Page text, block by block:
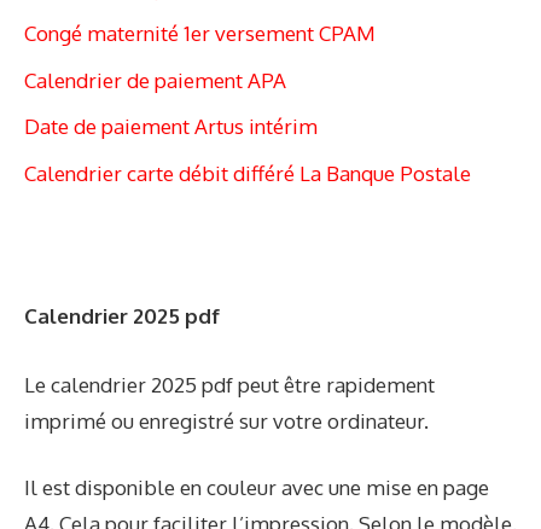
Congé maternité 1er versement CPAM
Calendrier de paiement APA
Date de paiement Artus intérim
Calendrier carte débit différé La Banque Postale
Calendrier 2025 pdf
Le calendrier 2025 pdf peut être rapidement
imprimé ou enregistré sur votre ordinateur.
Il est disponible en couleur avec une mise en page